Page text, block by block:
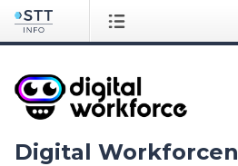
Digital Workforcen